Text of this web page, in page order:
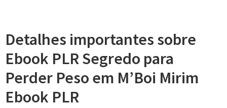
Detalhes importantes sobre
Ebook PLR Segredo para
Perder Peso em M’Boi Mirim
Ebook PLR